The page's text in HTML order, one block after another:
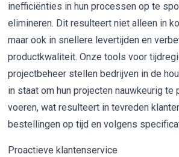
inefficiënties in hun processen op te
elimineren. Dit resulteert niet alleen in
maar ook in snellere levertijden en
productkwaliteit. Onze tools voor
projectbeheer stellen bedrijven in de
in staat om hun projecten nauwkeurig te
voeren, wat resulteert in tevreden
bestellingen op tijd en volgens
Proactieve klantenservice